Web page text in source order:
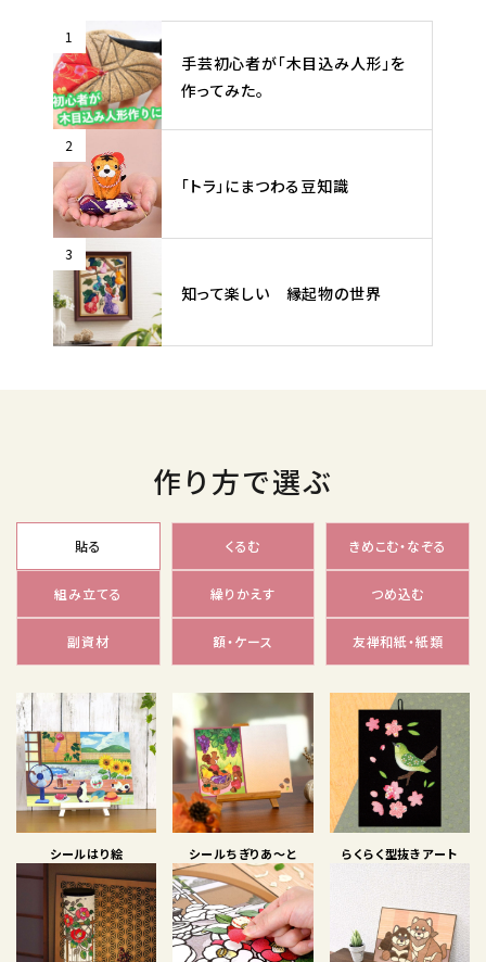
1
手芸初心者が「木目込み人形」を
作ってみた。
2
「トラ」にまつわる豆知識
3
知って楽しい 縁起物の世界
作り方で選ぶ
貼る くるむ きめこむ・なぞる
組み立てる 繰りかえす つめ込む
副資材 額・ケース 友禅和紙・紙類
シールはり絵 シールちぎりあ〜と らくらく型抜きアート